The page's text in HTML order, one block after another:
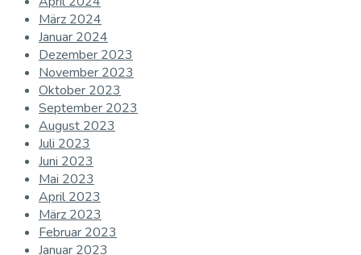
März 2024
Januar 2024
Dezember 2023
November 2023
Oktober 2023
September 2023
August 2023
Juli 2023
Juni 2023
Mai 2023
April 2023
März 2023
Februar 2023
Januar 2023